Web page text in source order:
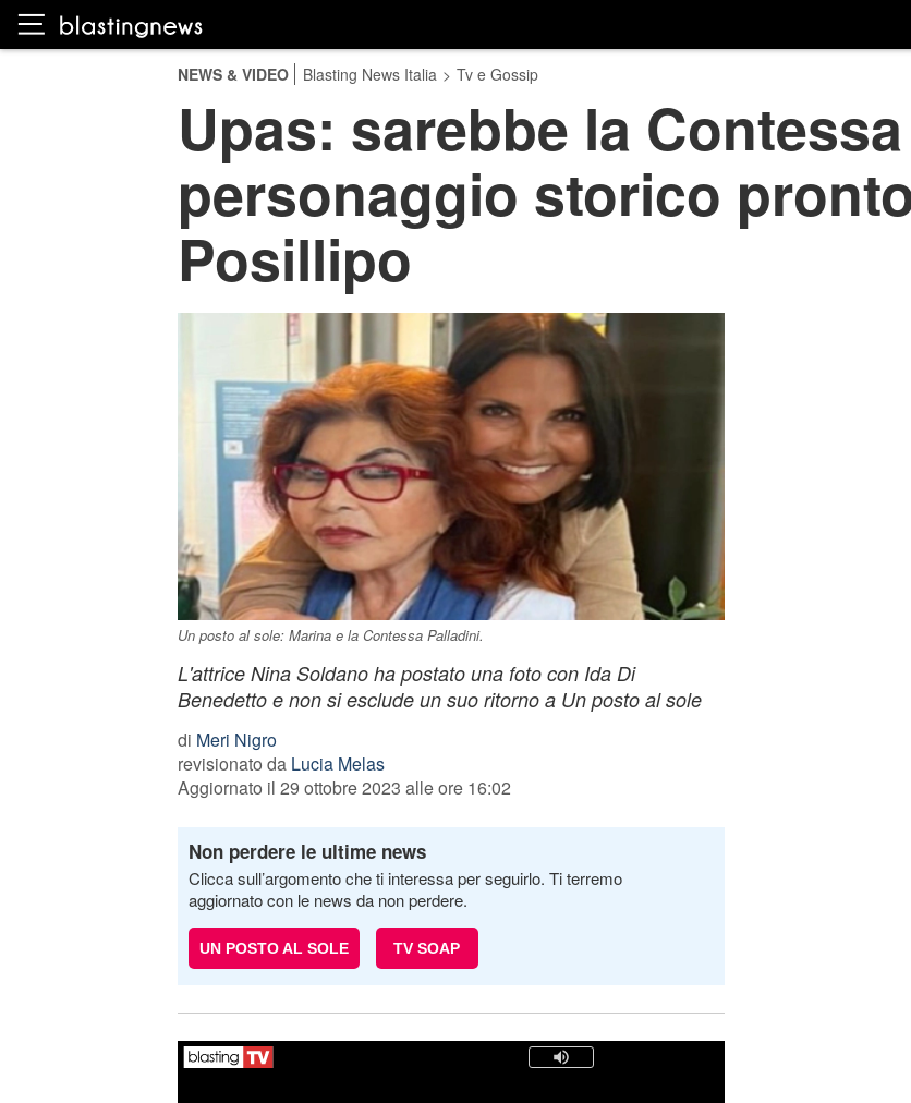
NEWS & VIDEO Blasting News Italia > Tv e Gossip
Upas: sarebbe la
personaggio storico
Posillipo
Un posto al sole: Marina e la Contessa Palladini.
L'attrice Nina Soldano ha postato una foto con Ida Di
Benedetto e non si esclude un suo ritorno a Un posto al sole
di Meri Nigro
revisionato da Lucia Melas
Aggiornato il 29 ottobre 2023 alle ore 16:02
Non perdere le ultime news
Clicca sull’argomento che ti interessa per seguirlo. Ti terremo
aggiornato con le news da non perdere.
UN POSTO AL SOLE TV SOAP